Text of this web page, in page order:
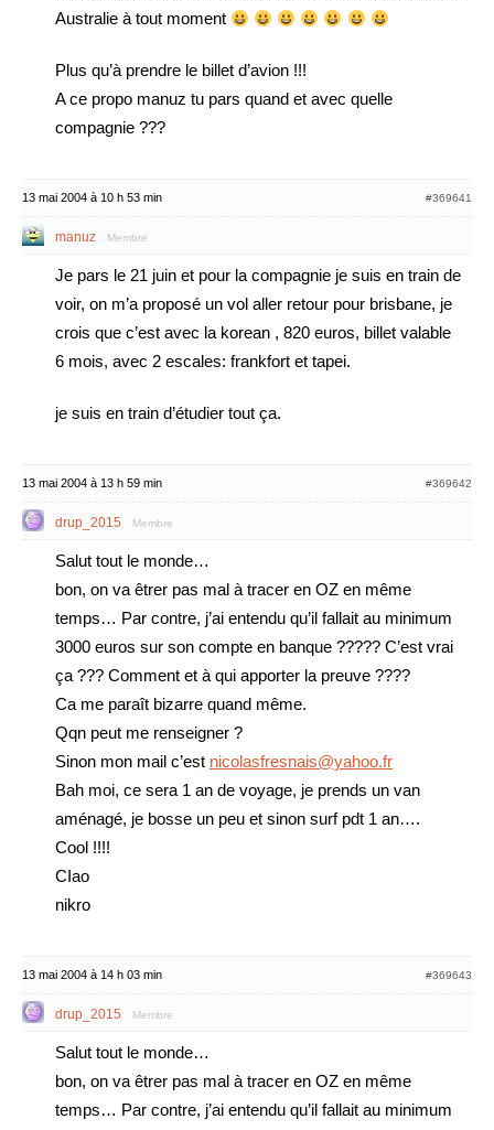
Australie à tout moment
Plus qu’à prendre le billet d’avion !!!
A ce propo manuz tu pars quand et avec quelle
compagnie ???
13 mai 2004 à 10 h 53 min #369641
manuz Membre
Je pars le 21 juin et pour la compagnie je suis en train de
voir, on m’a proposé un vol aller retour pour brisbane, je
crois que c’est avec la korean , 820 euros, billet valable
6 mois, avec 2 escales: frankfort et tapei.
je suis en train d’étudier tout ça.
13 mai 2004 à 13 h 59 min #369642
drup_2015 Membre
Salut tout le monde…
bon, on va êtrer pas mal à tracer en OZ en même
temps… Par contre, j’ai entendu qu’il fallait au minimum
3000 euros sur son compte en banque ????? C’est vrai
ça ??? Comment et à qui apporter la preuve ????
Ca me paraît bizarre quand même.
Qqn peut me renseigner ?
Sinon mon mail c’est nicolasfresnais@yahoo.fr
Bah moi, ce sera 1 an de voyage, je prends un van
aménagé, je bosse un peu et sinon surf pdt 1 an….
Cool !!!!
CIao
nikro
13 mai 2004 à 14 h 03 min #369643
drup_2015 Membre
Salut tout le monde…
bon, on va êtrer pas mal à tracer en OZ en même
temps… Par contre, j’ai entendu qu’il fallait au minimum